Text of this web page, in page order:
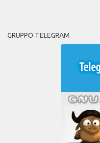
GRUPPO TELEGRAM